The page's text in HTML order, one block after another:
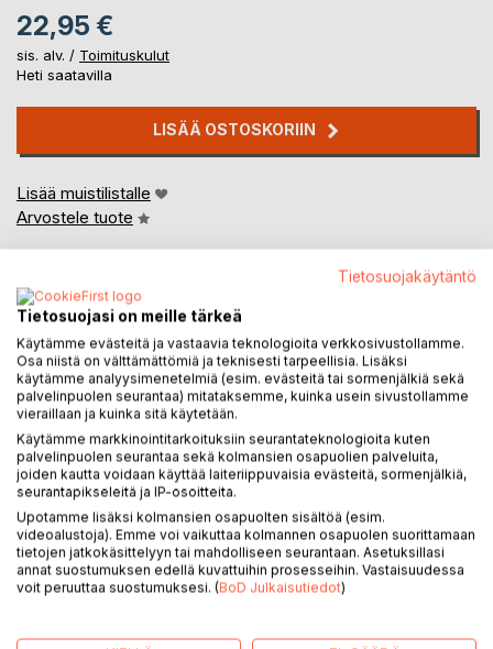
22,95 €
sis. alv. / Toimituskulut
Heti saatavilla
LISÄÄ OSTOSKORIIN
Lisää muistilistalle
Arvostele tuote
KUVAUS
Kirja kertoo viisaan Eppu-kissan yli 18 vuotta kestäneestä
elämäntaipaleesta lajitoveriensa ja ihmisomaistensa rinnalla
vapaana menemään ja tulemaan.
KIRJAILIJA
Tietosuojakäytäntö
Tietosuojasi on meille tärkeä
Käytämme evästeitä ja vastaavia teknologioita verkkosivustollamme.
Osa niistä on välttämättömiä ja teknisesti tarpeellisia. Lisäksi
käytämme analyysimenetelmiä (esim. evästeitä tai sormenjälkiä sekä
palvelinpuolen seurantaa) mitataksemme, kuinka usein sivustollamme
vieraillaan ja kuinka sitä käytetään.
Käytämme markkinointitarkoituksiin seurantateknologioita kuten
palvelinpuolen seurantaa sekä kolmansien osapuolien palveluita,
joiden kautta voidaan käyttää laiteriippuvaisia evästeitä, sormenjälkiä,
seurantapikseleitä ja IP-osoitteita.
Upotamme lisäksi kolmansien osapuolten sisältöä (esim.
videoalustoja). Emme voi vaikuttaa kolmannen osapuolen suorittamaan
tietojen jatkokäsittelyyn tai mahdolliseen seurantaan. Asetuksillasi
annat suostumuksen edellä kuvattuihin prosesseihin. Vastaisuudessa
voit peruuttaa suostumuksesi. (BoD Julkaisutiedot)